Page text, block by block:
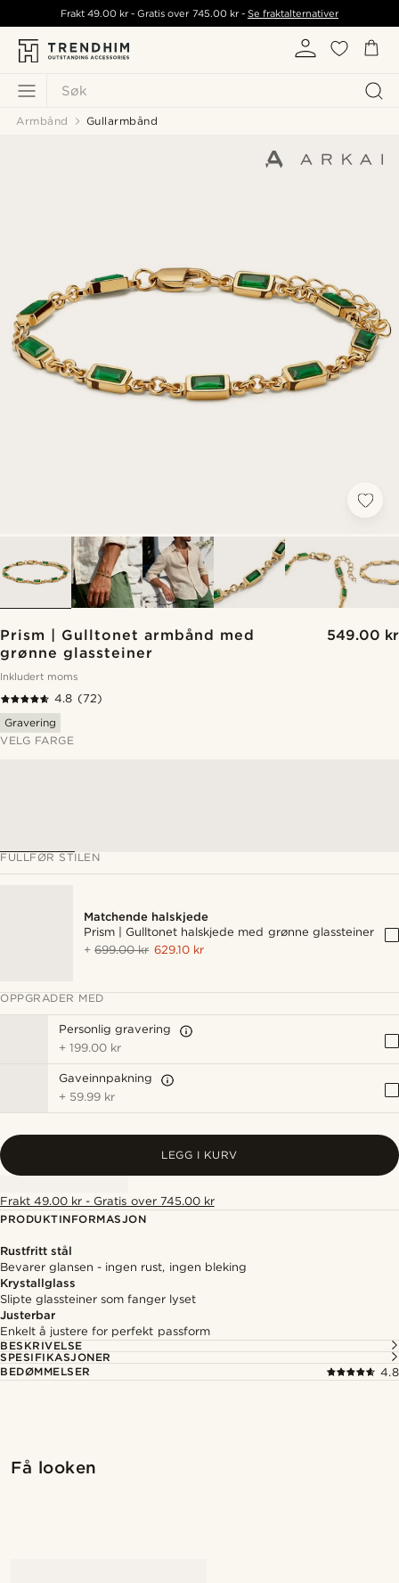
Søk
Frakt49.00 kr - Gratis over 745.00 kr- Se fraktalternativer
Armbånd Gullarmbånd
Prism | Gulltonet armbånd med
grønne glassteiner
549.00 kr
Inkludert moms
4.8 (72)
Gravering
VELG FARGE
FULLFØR STILEN
Matchende halskjede
Prism | Gulltonet halskjede med grønne glassteiner
+699.00 kr 629.10 kr
OPPGRADER MED
Personlig gravering
+199.00 kr
Gaveinnpakning
+ 59.99 kr
LEGG I KURV
Frakt 49.00 kr - Gratis over 745.00 kr
PRODUKTINFORMASJON
Rustfritt stål
Bevarer glansen - ingen rust, ingen bleking
Krystallglass
Slipte glassteiner som fanger lyset
Justerbar
Enkelt å justere for perfekt passform
BESKRIVELSE
SPESIFIKASJONER
BEDØMMELSER
4.8
Få looken